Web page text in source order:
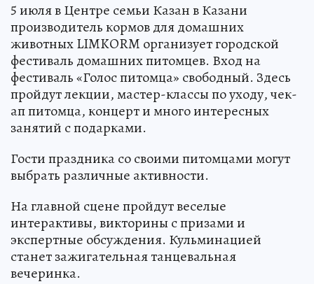
5 июля в Центре семьи Казан в Казани
производитель кормов для домашних
животных LIMKORM организует городской
фестиваль домашних питомцев. Вход на
фестиваль «Голос питомца» свободный. Здесь
пройдут лекции, мастер-классы по уходу, чек-
ап питомца, концерт и много интересных
занятий с подарками.
Гости праздника со своими питомцами могут
выбрать различные активности.
На главной сцене пройдут веселые
интерактивы, викторины с призами и
экспертные обсуждения. Кульминацией
станет зажигательная танцевальная
вечеринка.